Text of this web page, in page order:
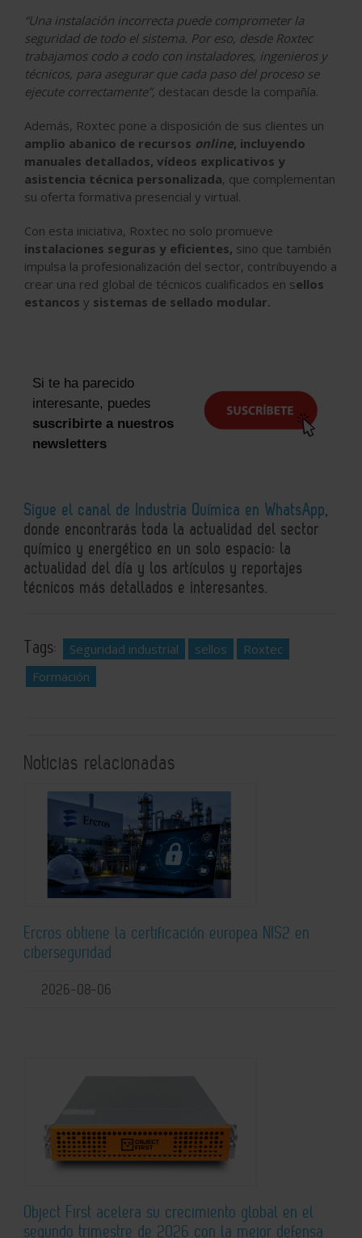
“Una instalación incorrecta puede comprometer la
seguridad de todo el sistema. Por eso, desde Roxtec
trabajamos codo a codo con instaladores, ingenieros y
técnicos, para asegurar que cada paso del proceso se
ejecute correctamente”, destacan desde la compañía.
Además, Roxtec pone a disposición de sus clientes un
amplio abanico de recursos online, incluyendo
manuales detallados, vídeos explicativos y
asistencia técnica personalizada, que complementan
su oferta formativa presencial y virtual.
Con esta iniciativa, Roxtec no solo promueve
instalaciones seguras y eficientes, sino que también
impulsa la profesionalización del sector, contribuyendo a
crear una red global de técnicos cualificados en sellos
estancos y sistemas de sellado modular.
Si te ha parecido
interesante, puedes
suscribirte a nuestros
newsletters
Sigue el canal de Industria Química en WhatsApp,
donde encontrarás toda la actualidad del sector
químico y energético en un solo espacio: la
actualidad del día y los artículos y reportajes
técnicos más detallados e interesantes.
Tags: Seguridad industrial sellos
Roxtec
Formación
Noticias relacionadas
Ercros obtiene la certificación europea NIS2 en
ciberseguridad
2026-08-06
Object First acelera su crecimiento global en el
segundo trimestre de 2026 con la mejor defensa